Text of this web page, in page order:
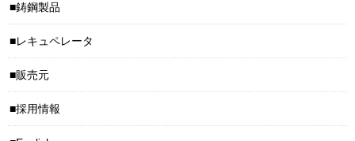
鋳鋼製品
レキュペレータ
販売元
採用情報